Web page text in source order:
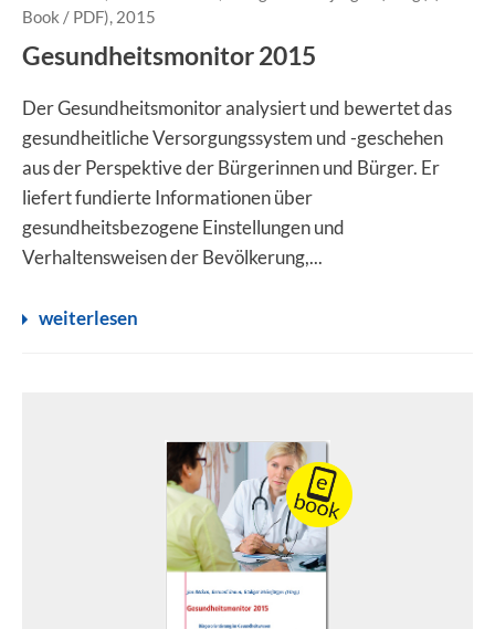
Book / PDF), 2015
Gesundheitsmonitor 2015
Der Gesundheitsmonitor analysiert und bewertet das
gesundheitliche Versorgungssystem und -geschehen
aus der Perspektive der Bürgerinnen und Bürger. Er
liefert fundierte Informationen über
gesundheitsbezogene Einstellungen und
Verhaltensweisen der Bevölkerung,...
weiterlesen